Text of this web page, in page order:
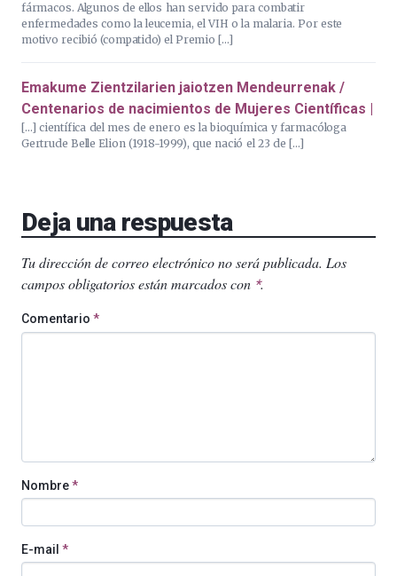
fármacos. Algunos de ellos han servido para combatir
enfermedades como la leucemia, el VIH o la malaria. Por este
motivo recibió (compatido) el Premio […]
Emakume Zientzilarien jaiotzen Mendeurrenak /
Centenarios de nacimientos de Mujeres Científicas |
[…] científica del mes de enero es la bioquímica y farmacóloga
Gertrude Belle Elion (1918-1999), que nació el 23 de […]
Deja una respuesta
Tu dirección de correo electrónico no será publicada. Los
campos obligatorios están marcados con *.
Comentario *
Nombre*
E-mail *